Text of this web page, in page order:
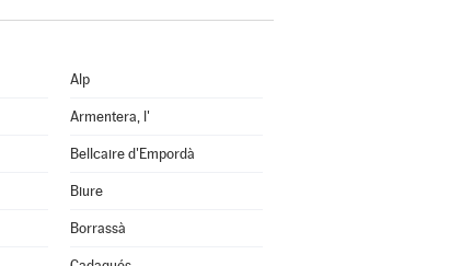
Alp
Armentera, l'
Bellcaire d'Empordà
Biure
Borrassà